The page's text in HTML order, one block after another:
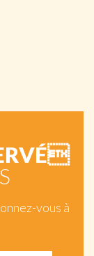
vous à